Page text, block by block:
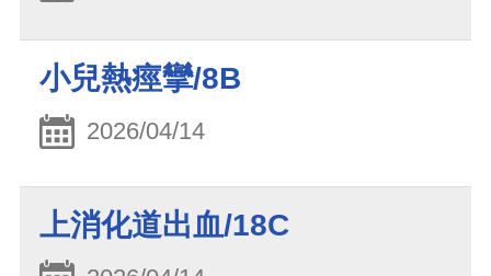
小兒熱痙攣/8B
2026/04/14
上消化道出血/18C